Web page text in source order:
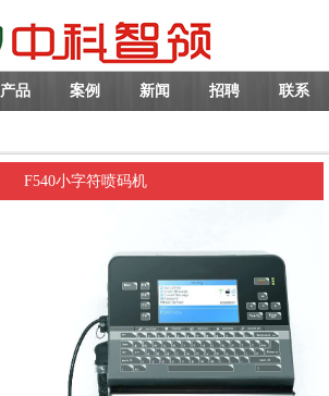
产品 案例 新闻 招聘 联系
F540小字符喷码机